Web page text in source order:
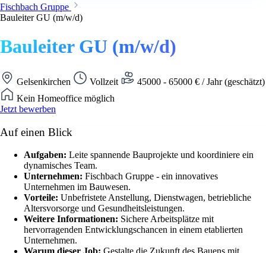
Fischbach Gruppe
Bauleiter GU (m/w/d)
Bauleiter GU (m/w/d)
Gelsenkirchen Vollzeit
45000 - 65000 € / Jahr (geschätzt)
Kein Homeoffice möglich
Jetzt bewerben
Auf einen Blick
Aufgaben: Leite spannende Bauprojekte und koordiniere ein
dynamisches Team.
Unternehmen: Fischbach Gruppe - ein innovatives
Unternehmen im Bauwesen.
Vorteile: Unbefristete Anstellung, Dienstwagen, betriebliche
Altersvorsorge und Gesundheitsleistungen.
Weitere Informationen: Sichere Arbeitsplätze mit
hervorragenden Entwicklungschancen in einem etablierten
Unternehmen.